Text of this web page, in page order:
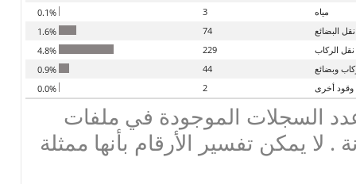
مياه
3
نقل البضائع
74
نقل الركاب
229
وبضائع
44
وقود أخرى
2
السجلات الموجودة في ملفات
. لا يمكن تفسير الأرقام بأنها ممثلة